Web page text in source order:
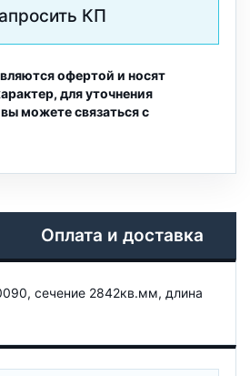
КП
офертой и носят
для уточнения
можете связаться с
Оплата и доставка
сечение 2842кв.мм, длина